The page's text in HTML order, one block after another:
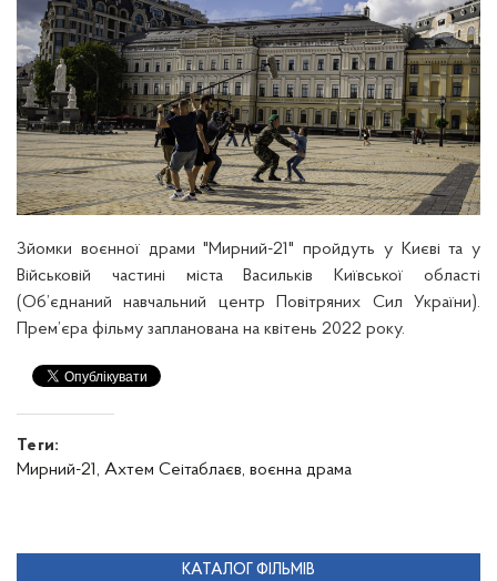
Зйомки воєнної драми "Мирний-21" пройдуть у Києві та у
Військовій частині міста Васильків Київської області
(Об’єднаний навчальний центр Повітряних Сил України).
рем’єра фільму запланована на квітень 2022 року.
Теги:
Мирний-21, Ахтем Сеітаблаєв, воєнна драма
КАТАЛОГ ФІЛЬМІВ